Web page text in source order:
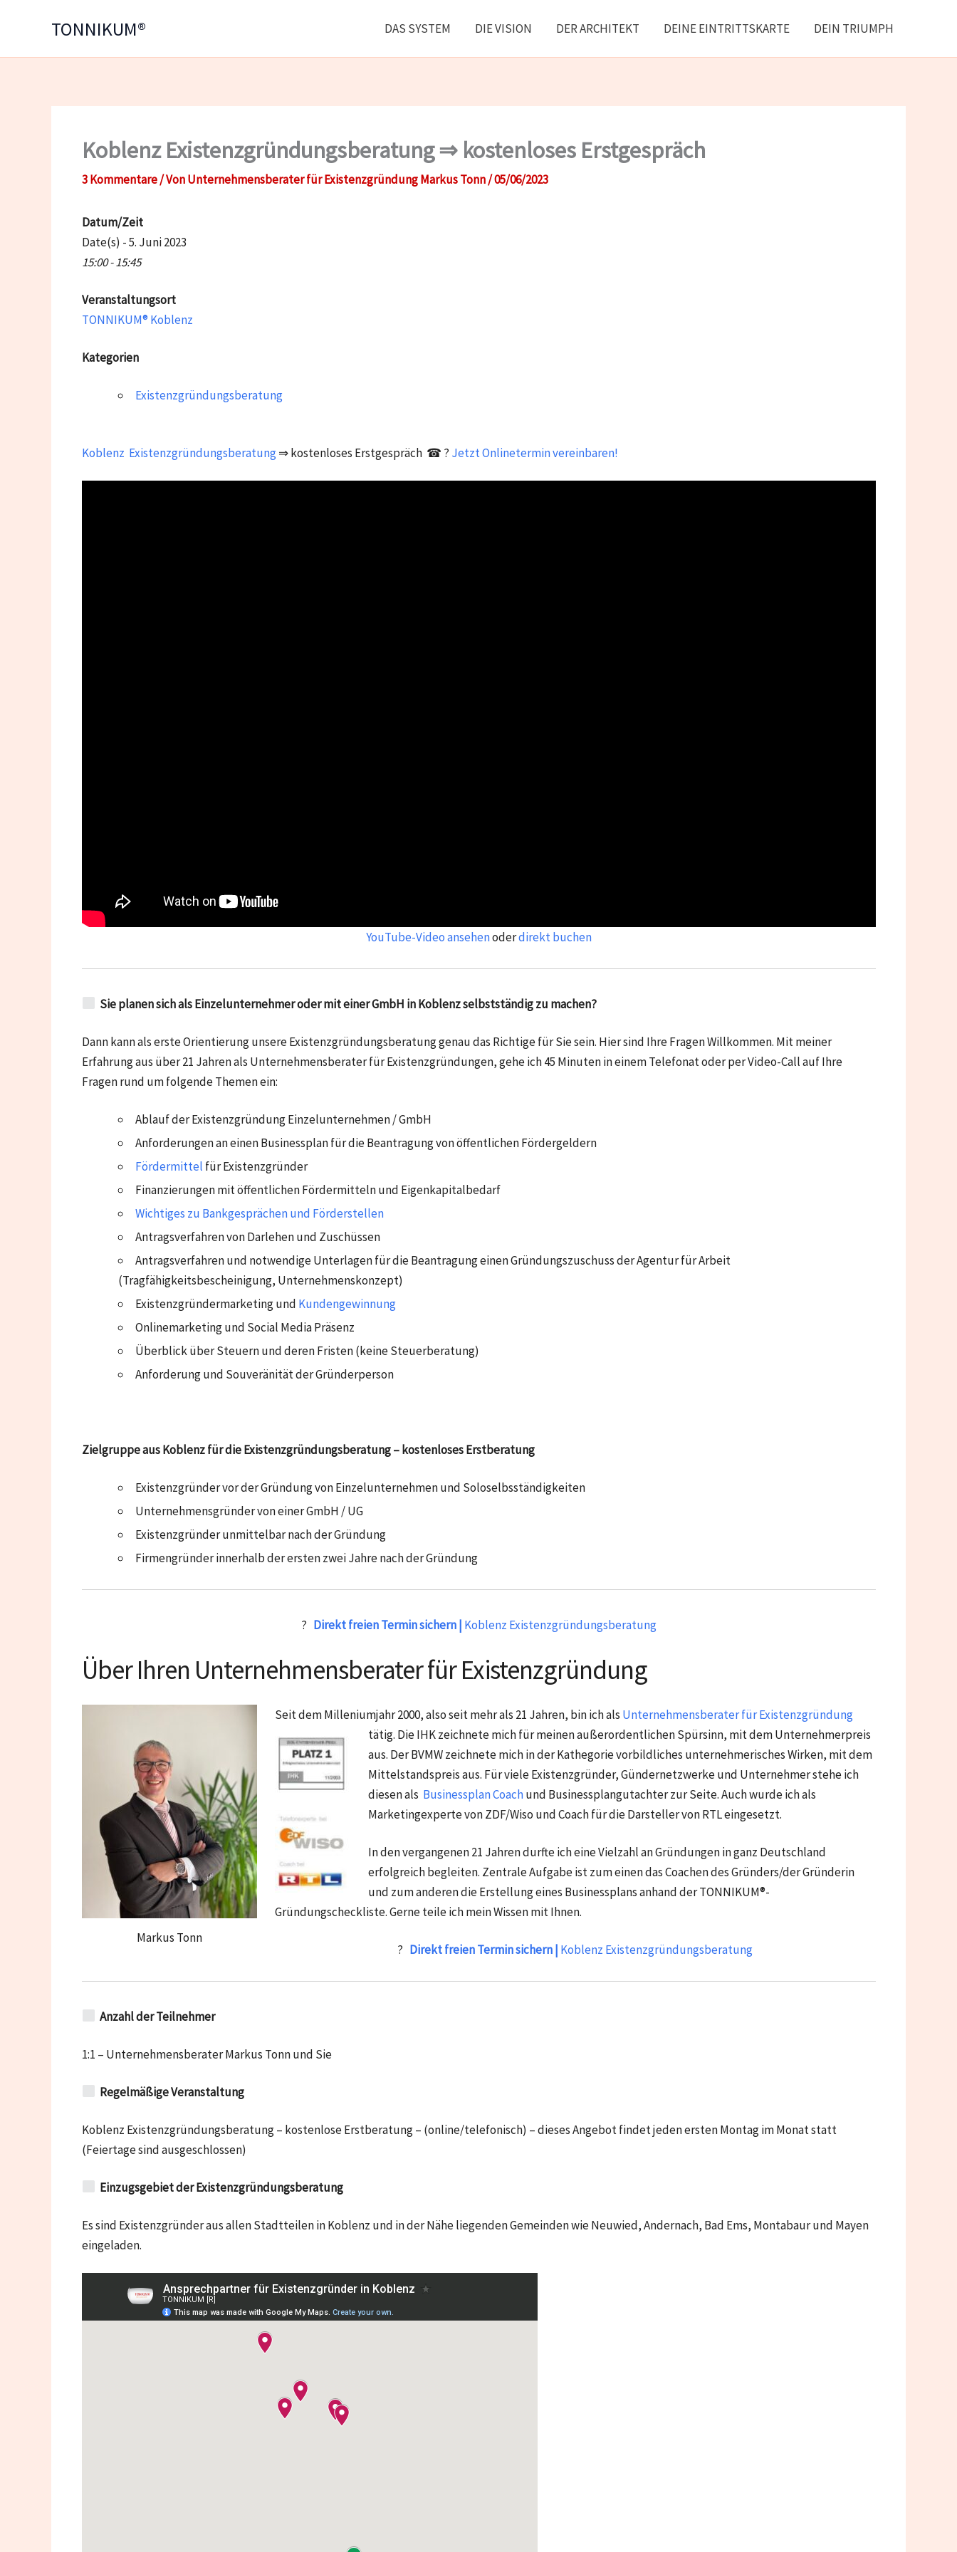
TONNIKUM® DAS SYSTEM DIE VISION DER ARCHITEKT DEINE EINTRITTSKARTE DEIN TRIUMPH
Koblenz Existenzgründungsberatung ⇒ kostenloses Erstgespräch
3 Kommentare / VonUnternehmensberater für Existenzgründung Markus Tonn/05/06/2023
Datum/Zeit
Date(s) - 5. Juni 2023
15:00 - 15:45
Veranstaltungsort
TONNIKUM® Koblenz
Kategorien
Existenzgründungsberatung
Koblenz Existenzgründungsberatung⇒ kostenloses Erstgespräch ☎ ? Jetzt Onlinetermin vereinbaren!
YouTube-Video ansehenoderdirekt buchen
Sie planen sich als Einzelunternehmer oder mit einer GmbH in Koblenz selbstständig zu machen?
Dann kann als erste Orientierung unsere Existenzgründungsberatung genau das Richtige für Sie sein. Hier sind Ihre Fragen Willkommen. Mit meiner
Erfahrung aus über 21 Jahren als Unternehmensberater für Existenzgründungen, gehe ich 45 Minuten in einem Telefonat oder per Video-Call auf Ihre
Fragen rund um folgende Themen ein:
Ablauf der Existenzgründung Einzelunternehmen / GmbH
Anforderungen an einen Businessplan für die Beantragung von öffentlichen Fördergeldern
Fördermittel für Existenzgründer
Finanzierungen mit öffentlichen Fördermitteln und Eigenkapitalbedarf
Wichtiges zu Bankgesprächen und Förderstellen
Antragsverfahren von Darlehen und Zuschüssen
Antragsverfahren und notwendige Unterlagen für die Beantragung einen Gründungszuschuss der Agentur für Arbeit
(Tragfähigkeitsbescheinigung, Unternehmenskonzept)
Existenzgründermarketing und Kundengewinnung
Onlinemarketing und Social Media Präsenz
Überblick über Steuern und deren Fristen (keine Steuerberatung)
Anforderung und Souveränität der Gründerperson
Zielgruppe aus Koblenz für die Existenzgründungsberatung – kostenloses Erstberatung
Existenzgründer vor der Gründung von Einzelunternehmen und Soloselbsständigkeiten
Unternehmensgründer von einer GmbH / UG
Existenzgründer unmittelbar nach der Gründung
Firmengründer innerhalb der ersten zwei Jahre nach der Gründung
? Direkt freien Termin sichern | Koblenz Existenzgründungsberatung
Über Ihren Unternehmensberater für Existenzgründung
Markus Tonn
Seit dem Milleniumjahr 2000, also seit mehr als 21 Jahren, bin ich als Unternehmensberater für Existenzgründung
tätig. Die IHK zeichnete mich für meinenaußerordentlichen Spürsinn, mit dem Unternehmerpreis
aus. Der BVMW zeichnete mich in der Kathegorie vorbildliches unternehmerisches Wirken, mit dem
Mittelstandspreis aus. Für viele Existenzgründer, Gündernetzwerke und Unternehmer stehe ich
diesen als Businessplan Coachund Businessplangutachter zur Seite. Auch wurde ich als
Marketingexperte von ZDF/Wiso und Coach für die Darsteller von RTL eingesetzt.
In den vergangenen 21 Jahren durfte ich eine Vielzahl an Gründungen in ganz Deutschland
erfolgreich begleiten. Zentrale Aufgabe ist zum einen das Coachen des Gründers/der Gründerin
und zum anderen die Erstellung eines Businessplans anhand der TONNIKUM®-
Gründungscheckliste. Gerne teile ich mein Wissen mit Ihnen.
? Direkt freien Termin sichern | Koblenz Existenzgründungsberatung
Anzahl der Teilnehmer
1:1 – Unternehmensberater Markus Tonn und Sie
Regelmäßige Veranstaltung
Koblenz Existenzgründungsberatung – kostenlose Erstberatung – (online/telefonisch) – dieses Angebot findet jeden ersten Montag im Monat statt
(Feiertage sind ausgeschlossen)
Einzugsgebiet der Existenzgründungsberatung
Es sind Existenzgründer aus allen Stadtteilen in Koblenz und in der Nähe liegenden Gemeinden wieNeuwied, Andernach, Bad Ems, Montabaur und Mayen
eingeladen.